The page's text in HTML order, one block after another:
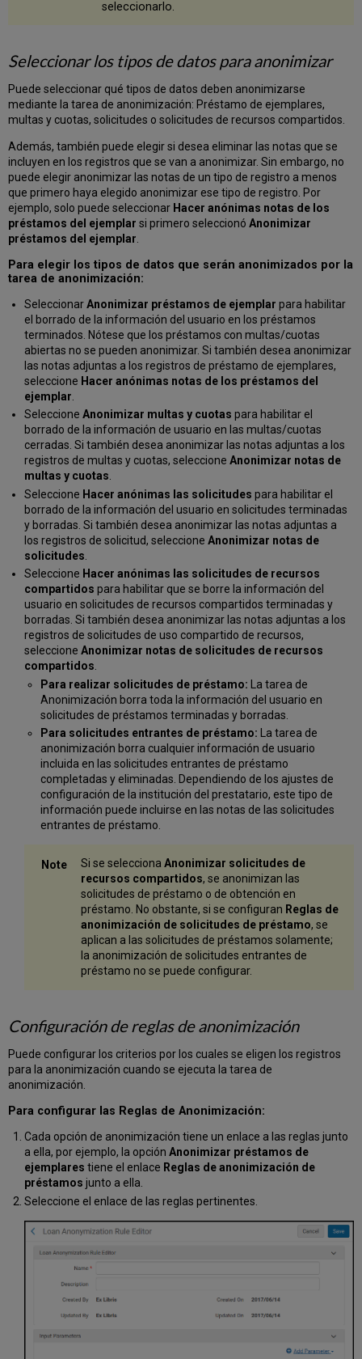
seleccionarlo.
Seleccionar los tipos de datos para anonimizar
Puede seleccionar qué tipos de datos deben anonimizarse
mediante la tarea de anonimización: Préstamo de ejemplares,
multas y cuotas, solicitudes o solicitudes de recursos compartidos.
Además, también puede elegir si desea eliminar las notas que se
incluyen en los registros que se van a anonimizar. Sin embargo, no
puede elegir anonimizar las notas de un tipo de registro a menos
que primero haya elegido anonimizar ese tipo de registro. Por
ejemplo, solo puede seleccionar Hacer anónimas notas de los
préstamos del ejemplar si primero seleccionóAnonimizar
préstamos del ejemplar
Para elegir los tipos de datos que serán anonimizados por la
tarea de anonimización:
SeleccionarAnonimizar préstamos de ejemplar para habilitar
el borrado de la información del usuario en los préstamos
terminados. Nótese que los préstamos con multas/cuotas
abiertas no se pueden anonimizar. Si también desea anonimizar
las notas adjuntas a los registros de préstamo de ejemplares,
seleccione Hacer anónimas notas de los préstamos del
ejemplar
Seleccione Anonimizar multas y cuotas para habilitar el
borrado de la información de usuario en las multas/cuotas
cerradas. Si también desea anonimizar las notas adjuntas a los
registros de multas y cuotas, seleccione Anonimizar notas de
multas y cuotas.
Seleccione Hacer anónimas las solicitudes para habilitar el
borrado de la información del usuario en solicitudes terminadas
y borradas. Si también desea anonimizar las notas adjuntas a
los registros de solicitud, seleccione Anonimizar notas de
solicitudes
Seleccione Hacer anónimas las solicitudes de recursos
compartidos para habilitar que se borre la información del
usuario en solicitudes de recursos compartidos terminadas y
borradas. Si también desea anonimizar las notas adjuntas a los
registros de solicitudes de uso compartido de recursos,
seleccione Anonimizar notas de solicitudes de recursos
compartidos.
Para realizar solicitudes de préstamo: La tarea de
Anonimización borra toda la información del usuario en
solicitudes de préstamos terminadas y borradas.
Para solicitudes entrantes de préstamo: La tarea de
anonimización borra cualquier información de usuario
incluida en las solicitudes entrantes de préstamo
completadas y eliminadas. Dependiendo de los ajustes de
configuración de la institución del prestatario, este tipo de
información puede incluirse en las notas de las solicitudes
entrantes de préstamo.
Si se selecciona Anonimizar solicitudes de
recursos compartidos, se anonimizan las
solicitudes de préstamo o de obtención en
préstamo. No obstante, si se configuran Reglas de
anonimización de solicitudes de préstamo, se
aplican a las solicitudes de préstamos solamente;
la anonimización de solicitudes entrantes de
préstamo no se puede configurar.
Configuración de reglas de anonimización
Puede configurar los criterios por los cuales se eligen los registros
para la anonimización cuando se ejecuta la tarea de
anonimización.
Para configurar las Reglas de Anonimización:
Cada opción de anonimización tiene un enlace a las reglas junto
a ella, por ejemplo, la opción Anonimizar préstamos de
ejemplares tiene el enlace Reglas de anonimización de
préstamos junto a ella.
Seleccione el enlace de las reglas pertinentes.